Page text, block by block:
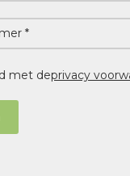
met deprivacy